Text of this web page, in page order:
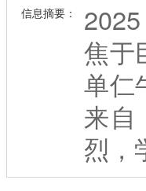
信息摘要：
焦于
单仁
来
烈，